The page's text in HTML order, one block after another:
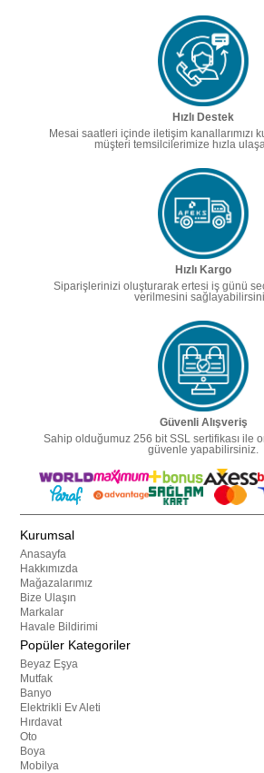
Hızlı Destek
Mesai saatleri içinde iletişim kanallarımızı
müşteri temsilcilerimize hızla
Hızlı Kargo
Siparişlerinizi oluşturarak ertesi iş günü
verilmesini
Güvenli Alışveriş
Sahip olduğumuz 256 bit SSL sertifikası ile
güvenle yapabilirsiniz.
Kurumsal
Anasayfa
Hakkımızda
Mağazalarımız
Bize Ulaşın
Markalar
Havale Bildirimi
Popüler Kategoriler
Beyaz Eşya
Mutfak
Banyo
Elektrikli Ev Aleti
Hırdavat
Oto
Boya
Mobilya